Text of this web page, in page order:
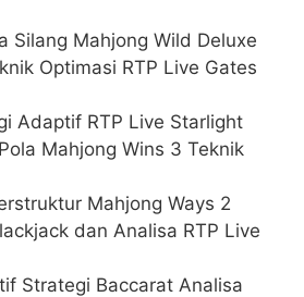
Silang Mahjong Wild Deluxe
Optimasi RTP Live Gates
Adaptif RTP Live Starlight
Mahjong Wins 3 Teknik
Mahjong Ways 2
dan Analisa RTP Live
Strategi Baccarat Analisa